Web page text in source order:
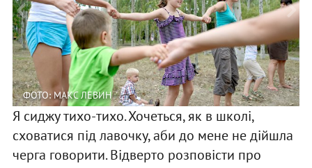
ФОТО: МАКС ЛЕВИН
Я сиджу тихо-тихо. Хочеться, як в школі,
сховатися під лавочку, аби до мене не дійшла
черга говорити. Відверто розповісти про